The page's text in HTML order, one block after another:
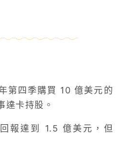
第四季購買 10 億美元的
卡持股。
報達到 1.5 億美元，但